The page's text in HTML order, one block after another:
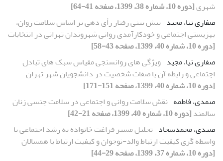
شهری[دوره 10، شماره 38، 1399، صفحه 41-64]
صفاری نیا، مجید پیش بینی رفتار رأی دهی بر اساس سلامت روان،
بهزیستی اجتماعی و خودکارآمدی روانی شهروندان تهرانی در انتخابات
[دوره 10، شماره 40، 1399، صفحه 43-58]
صفاری نیا، مجید ویژگی های روانسنجی مقیاس سبک های تبادل
اجتماعی و رابطه آن با صفات شخصیت در دانشجویان شهر تهران
[دوره 10، شماره 40، 1399، صفحه 151-171]
صمدی، فاطمه نقش سلامت روانی و اجتماعی در سلامت جنسی زنان
سالمند[دوره 10، شماره 40، 1399، صفحه 21-42]
صیدی، محمدسجاد تحلیل مسیر فراغت خانواده به رشد اجتماعی با
واسطه گری کیفیت ارتباط والد-نوجوان و کیفیت ارتباط با همسالان
[دوره 10، شماره 37، 1399، صفحه 29-44]